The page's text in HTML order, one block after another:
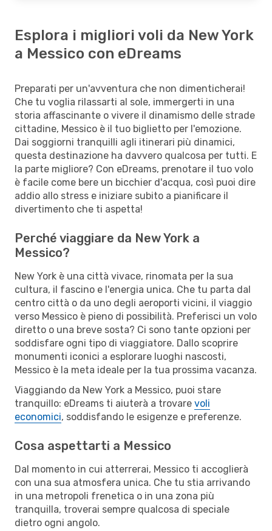
Esplora i migliori voli da New York
a Messico con eDreams
Preparati per un'avventura che non dimenticherai!
Che tu voglia rilassarti al sole, immergerti in una
storia affascinante o vivere il dinamismo delle strade
cittadine, Messico è il tuo biglietto per l'emozione.
Dai soggiorni tranquilli agli itinerari più dinamici,
questa destinazione ha davvero qualcosa per tutti. E
la parte migliore? Con eDreams, prenotare il tuo volo
è facile come bere un bicchier d'acqua, così puoi dire
addio allo stress e iniziare subito a pianificare il
divertimento che ti aspetta!
Perché viaggiare da New York a
Messico?
New York è una città vivace, rinomata per la sua
cultura, il fascino e l'energia unica. Che tu parta dal
centro città o da uno degli aeroporti vicini, il viaggio
verso Messico è pieno di possibilità. Preferisci un volo
diretto o una breve sosta? Ci sono tante opzioni per
soddisfare ogni tipo di viaggiatore. Dallo scoprire
monumenti iconici a esplorare luoghi nascosti,
Messico è la meta ideale per la tua prossima vacanza.
Viaggiando da New York a Messico, puoi stare
tranquillo: eDreams ti aiuterà a trovare voli
economici, soddisfando le esigenze e preferenze.
Cosa aspettarti a Messico
Dal momento in cui atterrerai, Messico ti accoglierà
con una sua atmosfera unica. Che tu stia arrivando
in una metropoli frenetica o in una zona più
tranquilla, troverai sempre qualcosa di speciale
dietro ogni angolo.